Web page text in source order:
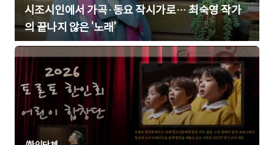
시조시인에서 가곡·동요 작시가로… 최숙영 작가
의 끝나지 않은 ‘노래’